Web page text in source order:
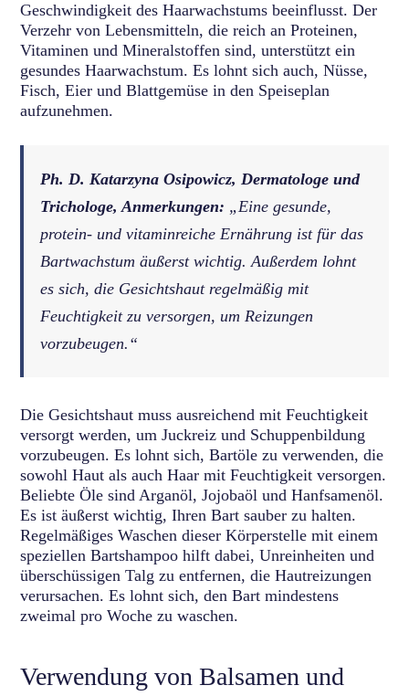
Geschwindigkeit des Haarwachstums beeinflusst. Der
Verzehr von Lebensmitteln, die reich an Proteinen,
Vitaminen und Mineralstoffen sind, unterstützt ein
gesundes Haarwachstum. Es lohnt sich auch, Nüsse,
Fisch, Eier und Blattgemüse in den Speiseplan
aufzunehmen.
Ph. D. Katarzyna Osipowicz, Dermatologe und
Trichologe, Anmerkungen: „Eine gesunde,
protein- und vitaminreiche Ernährung ist für das
Bartwachstum äußerst wichtig. Außerdem lohnt
es sich, die Gesichtshaut regelmäßig mit
Feuchtigkeit zu versorgen, um Reizungen
vorzubeugen.“
Die Gesichtshaut muss ausreichend mit Feuchtigkeit
versorgt werden, um Juckreiz und Schuppenbildung
vorzubeugen. Es lohnt sich, Bartöle zu verwenden, die
sowohl Haut als auch Haar mit Feuchtigkeit versorgen.
Beliebte Öle sind Arganöl, Jojobaöl und Hanfsamenöl.
Es ist äußerst wichtig, Ihren Bart sauber zu halten.
Regelmäßiges Waschen dieser Körperstelle mit einem
speziellen Bartshampoo hilft dabei, Unreinheiten und
überschüssigen Talg zu entfernen, die Hautreizungen
verursachen. Es lohnt sich, den Bart mindestens
zweimal pro Woche zu waschen.
Verwendung von Balsamen und